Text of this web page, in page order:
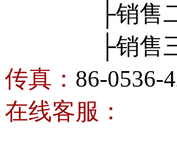
├销售二部
├销售三部
传真： 86-0536-
在线客服：